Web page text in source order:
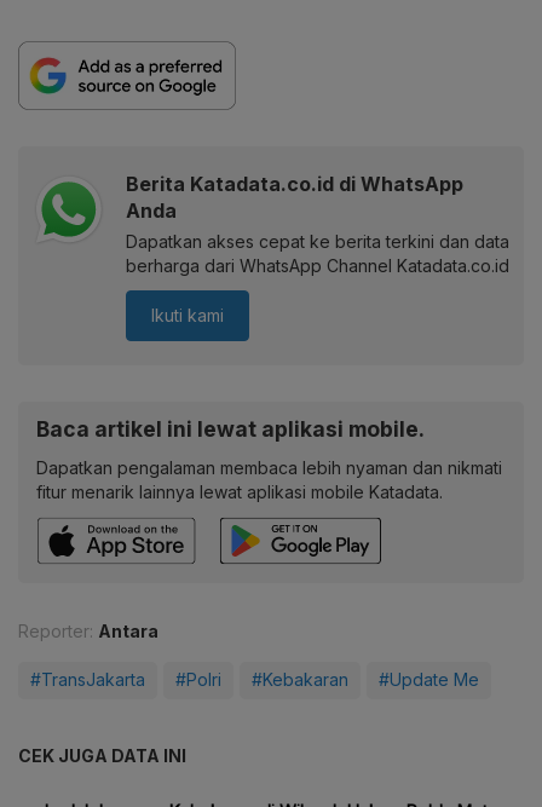
Berita Katadata.co.id di WhatsApp
Anda
Dapatkan akses cepat ke berita terkini dan data
berharga dari WhatsApp Channel Katadata.co.id
Ikuti kami
Baca artikel ini lewat aplikasi mobile.
Dapatkan pengalaman membaca lebih nyaman dan nikmati
fitur menarik lainnya lewat aplikasi mobile Katadata.
Reporter: Antara
#TransJakarta #Polri #Kebakaran #Update Me
CEK JUGA DATA INI